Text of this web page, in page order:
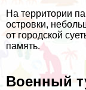
На территории
островки,
от городской
память.
Военный